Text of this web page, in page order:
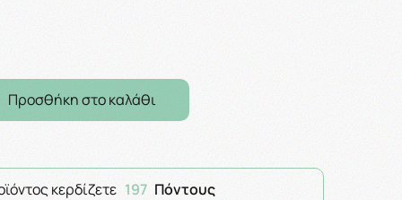
Προσθήκη στο καλάθι
κερδίζετε 197 Πόντους